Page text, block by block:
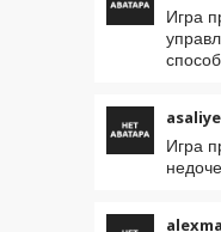
Игра
Игра